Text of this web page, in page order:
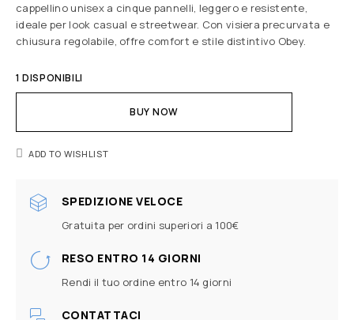
cappellino unisex a cinque pannelli, leggero e resistente,
ideale per look casual e streetwear. Con visiera precurvata e
chiusura regolabile, offre comfort e stile distintivo Obey.
1 DISPONIBILI
BUY NOW
ADD TO WISHLIST
SPEDIZIONE VELOCE
Gratuita per ordini superiori a 100€
RESO ENTRO 14 GIORNI
Rendi il tuo ordine entro 14 giorni
CONTATTACI